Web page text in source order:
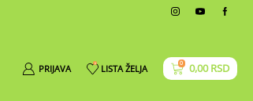
PRIJAVA 0 LISTA ŽELJA 0 0,00RSD